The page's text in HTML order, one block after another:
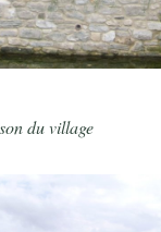
du village